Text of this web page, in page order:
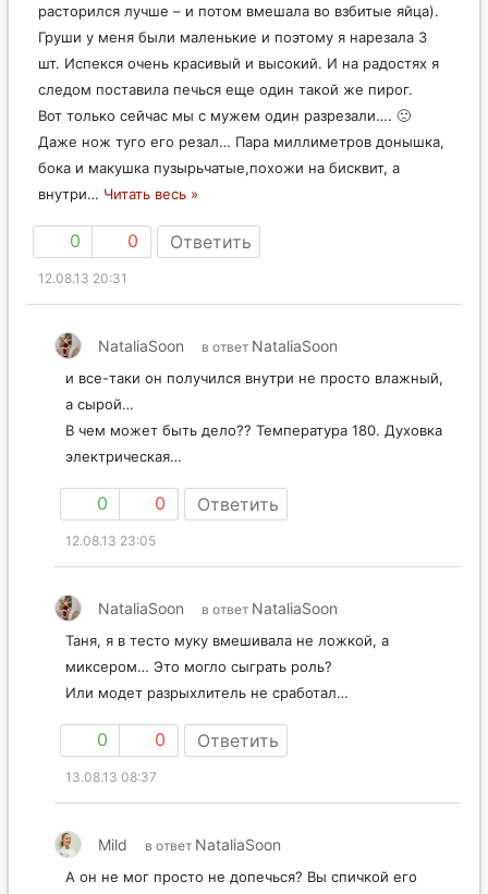
расторился лучше – и потом вмешала во взбитые яйца).
Груши у меня были маленькие и поэтому я нарезала 3
шт. Испекся очень красивый и высокий. И на радостях я
следом поставила печься еще один такой же пирог.
Вот только сейчас мы с мужем один разрезали…. 🙁
Даже нож туго его резал… Пара миллиметров донышка,
бока и макушка пузырьчатые,похожи на бисквит, а
внутри… Читать весь »
0 0 Ответить
12.08.13 20:31
NataliaSoon в ответ NataliaSoon
и все-таки он получился внутри не просто влажный,
а сырой…
В чем может быть дело?? Температура 180. Духовка
электрическая…
0 0 Ответить
12.08.13 23:05
NataliaSoon в ответ NataliaSoon
Таня, я в тесто муку вмешивала не ложкой, а
миксером… Это могло сыграть роль?
Или модет разрыхлитель не сработал…
0 0 Ответить
13.08.13 08:37
Mild в ответ NataliaSoon
А он не мог просто не допечься? Вы спичкой его